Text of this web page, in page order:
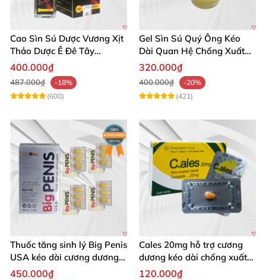
Cao Sìn Sú Dược Vương Xịt
Thảo Dược Ê Đê Tây
Nguyên Hỗ Trợ Xuất Tinh
400.000₫
487.000₫
-18%
(600)
Gel Sìn Sú Quý Ông Kéo
Dài Quan Hệ Chống Xuất
Tinh Sớm
320.000₫
400.000₫
-20%
(421)
Thuốc tăng sinh lý Big Penis
USA kéo dài cương dương
chống xuất tinh sớm
450.000₫
Cales 20mg hỗ trợ cương
dương kéo dài chống xuất
tinh sớm thành phần
120.000₫